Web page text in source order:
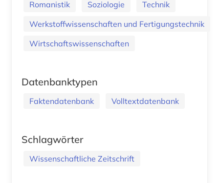
Romanistik Soziologie
Technik
Werkstoffwissenschaften und Fertigungstechnik
Wirtschaftswissenschaften
Datenbanktypen
Faktendatenbank Volltextdatenbank
Schlagwörter
Wissenschaftliche Zeitschrift